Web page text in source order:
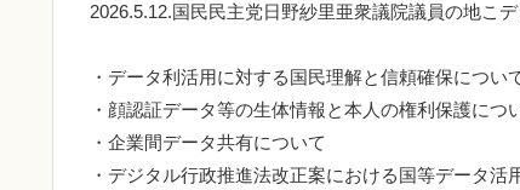
2026.5.12.国民民主党日野紗里亜衆議院議員の地こ
・データ利活用に対する国民理解と信頼確保につい
・顔認証データ等の生体情報と本人の権利保護につ
・企業間データ共有について
・デジタル行政推進法改正案における国等データ活